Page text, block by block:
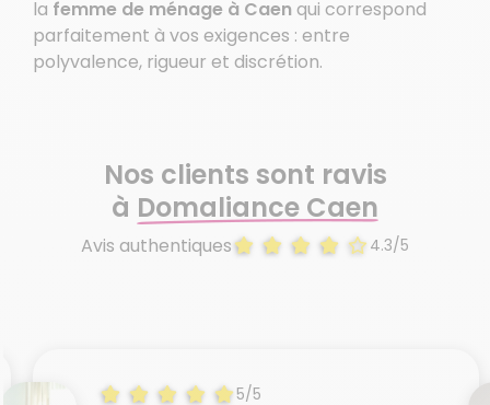
la femme de ménage à Caenqui correspond
parfaitement à vos exigences : entre
polyvalence, rigueur et discrétion.
Nos clients sont ravis
à Domaliance Caen
Avis authentiques 4.3/5
5/5